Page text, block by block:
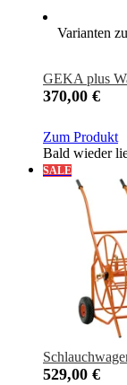
Varianten
GEKA plus
370,00 €
Zum Produkt
Bald wieder
SALE
529,00 €